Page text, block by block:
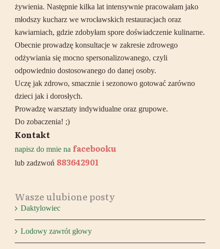
żywienia. Następnie kilka lat intensywnie pracowałam jako
młodszy kucharz we wrocławskich restauracjach oraz
kawiarniach, gdzie zdobyłam spore doświadczenie kulinarne.
Obecnie prowadzę konsultacje w zakresie zdrowego
odżywiania się mocno spersonalizowanego, czyli
odpowiednio dostosowanego do danej osoby.
Uczę jak zdrowo, smacznie i sezonowo gotować zarówno
dzieci jak i dorosłych.
Prowadzę warsztaty indywidualne oraz grupowe.
Do zobaczenia! ;)
Kontakt
napisz do mnie na facebooku
lub zadzwoń 883642901
Wasze ulubione posty
Daktylowiec
Lodowy zawrót głowy